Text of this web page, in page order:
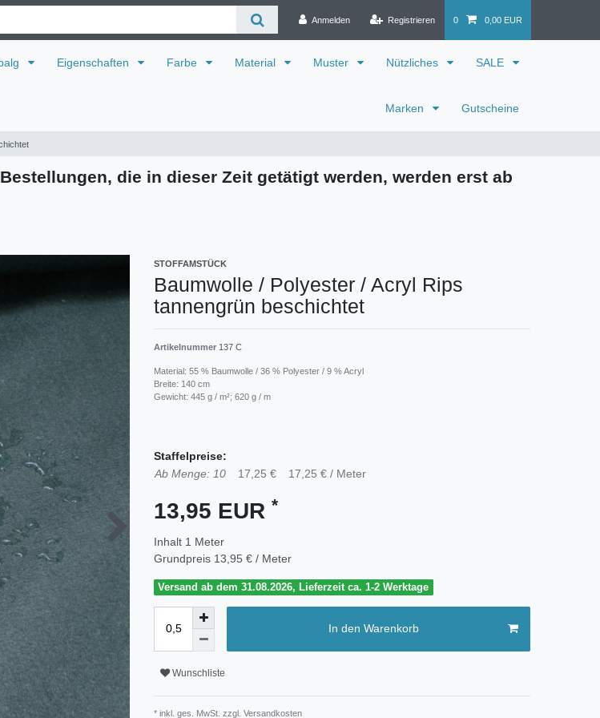
Anmelden Registrieren 0 0,00 EUR
Eigenschaften Farbe Material Muster Nützliches SALE
Marken Gutscheine
die in dieser Zeit getätigt werden, werden erst ab
STOFFAMSTÜCK
Baumwolle / Polyester / Acryl Rips
tannengrün beschichtet
Artikelnummer 137 C
Material: 55 % Baumwolle / 36 % Polyester / 9 % Acryl
Breite: 140 cm
Gewicht: 445 g / m²; 620 g / m
Staffelpreise:
Ab Menge: 10
17,25 € 17,25 € / Meter
13,95 EUR *
Inhalt 1 Meter
Grundpreis 13,95 € / Meter
Versand ab dem 31.08.2026, Lieferzeit ca. 1-2 Werktage
In den Warenkorb
Wunschliste
* inkl. ges. MwSt. zzgl. Versandkosten